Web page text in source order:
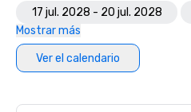
17 jul. 2028 - 20 jul. 2028
Mostrar más
Ver el calendario